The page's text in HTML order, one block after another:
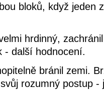
bloků, když jeden
hrdinný,
- další hodnocení.
bránil zemi.
rozumný postup -